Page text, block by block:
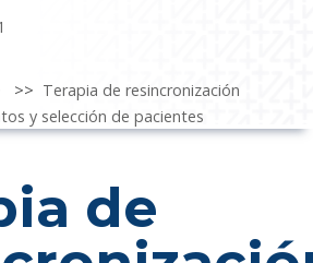
>> Terapia de resincronización
y selección de pacientes
de